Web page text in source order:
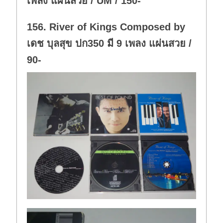
156. River of Kings Composed by
เดช บุลสุข ปก350 มี 9 เพลง แผ่นสวย /
90-